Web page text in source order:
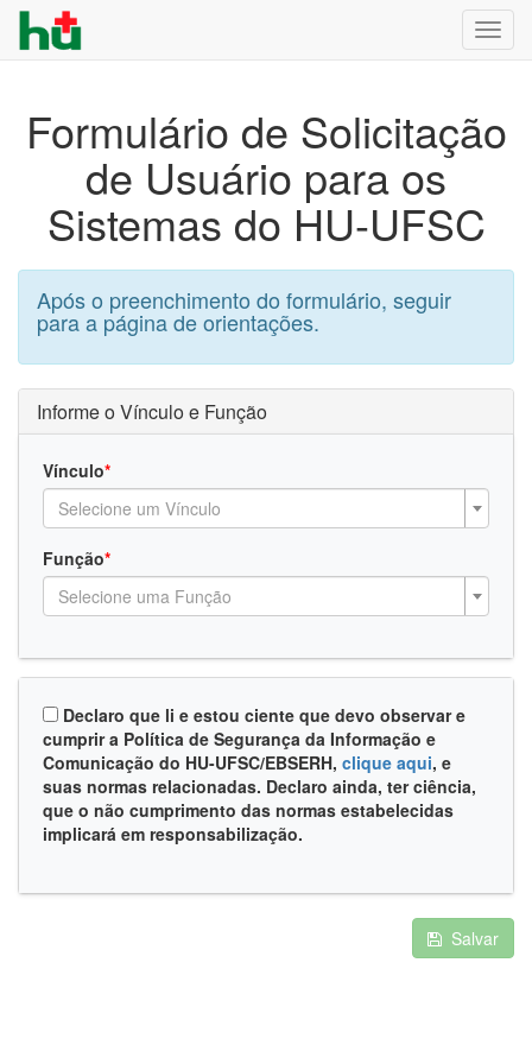
Formulário de Solicitação
de Usuário para os
Sistemas do HU-UFSC
Após o preenchimento do formulário, seguir
para a página de orientações.
Informe o Vínculo e Função
Vínculo*
Selecione um Vínculo
Função*
Selecione uma Função
Declaro que li e estou ciente que devo observar e
cumprir a Política de Segurança da Informação e
Comunicação do HU-UFSC/EBSERH, clique aqui, e
suas normas relacionadas. Declaro ainda, ter ciência,
que o não cumprimento das normas estabelecidas
implicará em responsabilização.
Salvar